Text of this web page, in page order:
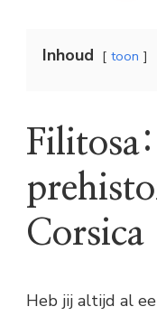
Inhoud toon
Filitosa:
Corsica
Heb jij altijd al